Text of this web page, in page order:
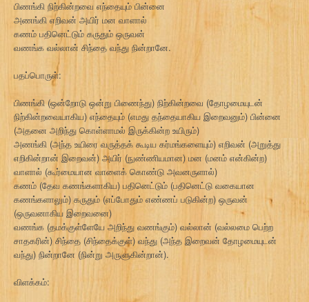
பிணங்கி நிற்கின்றவை எந்தையும் பின்னை
அணங்கி எறிவன் அயிர் மன வாளால்
கணம் பதினெட்டும் கருதும் ஒருவன்
வணங்க வல்லான் சிந்தை வந்து நின்றானே.
பதப்பொருள்:
பிணங்கி (ஒன்றோடு ஒன்று பிணைந்து) நிற்கின்றவை (தோழமையுடன்
நிற்கின்றவையாகிய) எந்தையும் (எமது தந்தையாகிய இறைவனும்) பின்னை
(அதனை அறிந்து கொள்ளாமல் இருக்கின்ற உயிரும்)
அணங்கி (அந்த உயிரை வருத்தக் கூடிய கர்மங்களையும்) எறிவன் (அறுத்து
எறிகின்றான் இறைவன்) அயிர் (நுண்ணியமான) மன (மனம் என்கின்ற)
வாளால் (கூர்மையான வாளைக் கொண்டு அவனருளால்)
கணம் (தேவ கணங்களாகிய) பதினெட்டும் (பதினெட்டு வகையான
கணங்களாலும்) கருதும் (எப்போதும் எண்ணப் படுகின்ற) ஒருவன்
(ஒருவனாகிய இறைவனை)
வணங்க (தமக்குள்ளேயே அறிந்து வணங்கும்) வல்லான் (வல்லமை பெற்ற
சாதகரின்) சிந்தை (சிந்தைக்குள்) வந்து (அந்த இறைவன் தோழமையுடன்
வந்து) நின்றானே (நின்று அருளுகின்றான்).
விளக்கம்: